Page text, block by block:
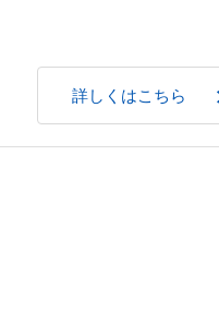
詳しくはこちら